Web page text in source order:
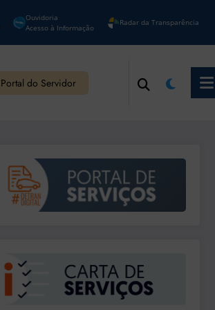
Ouvidoria
Acesso à Informação
Radar da Transparência
Portal do Servidor